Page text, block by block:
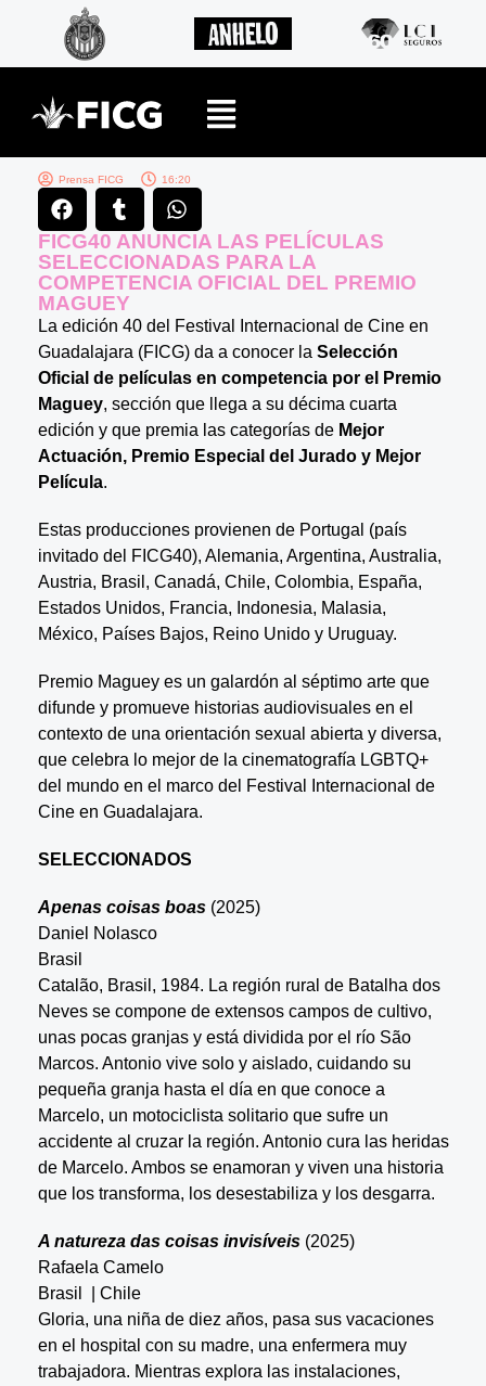
Prensa FICG 16:20
FICG40 ANUNCIA LAS PELÍCULAS
SELECCIONADAS PARA LA
COMPETENCIA OFICIAL DEL PREMIO
MAGUEY
La edición 40 del Festival Internacional de Cine en
Guadalajara (FICG) da a conocer la Selección
Oficial de películas en competencia por el Premio
Maguey, sección que llega a su décima cuarta
edición y que premia las categorías de Mejor
Actuación, Premio Especial del Jurado y Mejor
Película.
Estas producciones provienen de Portugal (país
invitado del FICG40), Alemania, Argentina, Australia,
Austria, Brasil, Canadá, Chile, Colombia, España,
Estados Unidos, Francia, Indonesia, Malasia,
México, Países Bajos, Reino Unido y Uruguay.
Premio Maguey es un galardón al séptimo arte que
difunde y promueve historias audiovisuales en el
contexto de una orientación sexual abierta y diversa,
que celebra lo mejor de la cinematografía LGBTQ+
del mundo en el marco del Festival Internacional de
Cine en Guadalajara.
SELECCIONADOS
Apenas coisas boas(2025)
Daniel Nolasco
Brasil
Catalão, Brasil, 1984. La región rural de Batalha dos
Neves se compone de extensos campos de cultivo,
unas pocas granjas y está dividida por el río São
Marcos. Antonio vive solo y aislado, cuidando su
pequeña granja hasta el día en que conoce a
Marcelo, un motociclista solitario que sufre un
accidente al cruzar la región. Antonio cura las heridas
de Marcelo. Ambos se enamoran y viven una historia
que los transforma, los desestabiliza y los desgarra.
A natureza das coisas invisíveis(2025)
Rafaela Camelo
Brasil | Chile
Gloria, una niña de diez años, pasa sus vacaciones
en el hospital con su madre, una enfermera muy
trabajadora. Mientras explora las instalaciones,